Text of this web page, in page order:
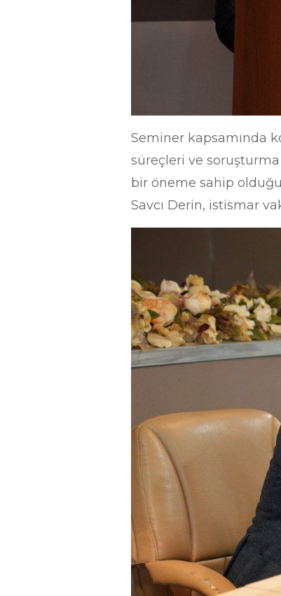
Seminer kapsamında
süreçleri ve soruşturma
bir öneme sahip
Savcı Derin, istismar